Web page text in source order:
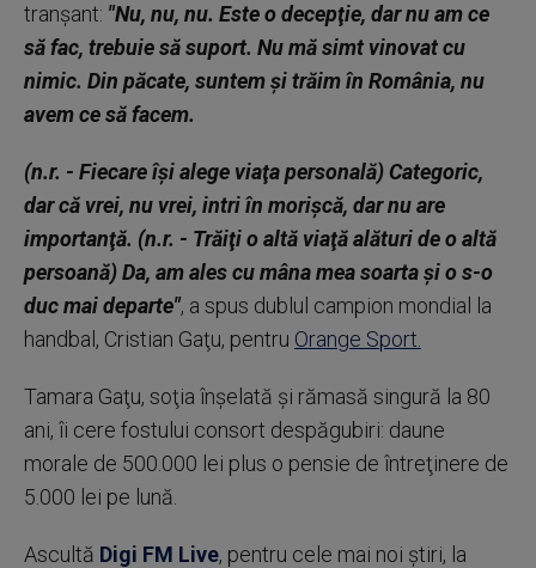
tranşant: "Nu, nu, nu. Este o decepţie, dar nu am ce
să fac, trebuie să suport. Nu mă simt vinovat cu
nimic. Din păcate, suntem şi trăim în România, nu
avem ce să facem.
(n.r. - Fiecare îşi alege viaţa personală) Categoric,
dar că vrei, nu vrei, intri în morişcă, dar nu are
importanţă. (n.r. - Trăiţi o altă viaţă alături de o altă
persoană) Da, am ales cu mâna mea soarta şi o s-o
duc mai departe", a spus dublul campion mondial la
handbal, Cristian Gaţu, pentru Orange Sport.
Tamara Gaţu, soţia înşelată şi rămasă singură la 80
ani, îi cere fostului consort despăgubiri: daune
morale de 500.000 lei plus o pensie de întreţinere de
5.000 lei pe lună.
Ascultă Digi FM Live, pentru cele mai noi știri, la